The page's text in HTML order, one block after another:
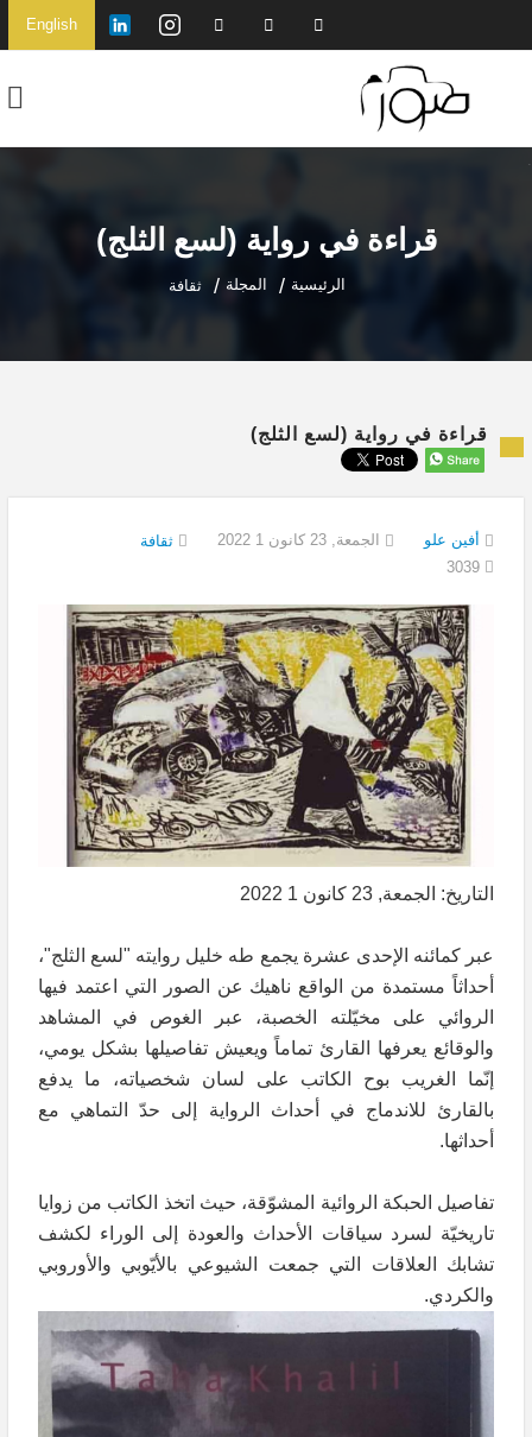
English
قراءة في رواية (لسع الثلج)
الرئيسية المجلة ثقافة
قراءة في رواية (لسع الثلج)
أفين علو الجمعة, 23 كانون 1 2022
ثقافة
التاريخ: الجمعة, 23 كانون 1 2022
عبر كمائنه الإحدى عشرة يجمع طه خليل روايته "لسع الثلج"،
أحداثاً مستمدة من الواقع ناهيك عن الصور التي اعتمد فيها
الروائي على مخيّلته الخصبة، عبر الغوص في المشاهد
والوقائع يعرفها القارئ تماماً ويعيش تفاصيلها بشكل يومي،
إنّما الغريب بوح الكاتب على لسان شخصياته، ما يدفع
بالقارئ للاندماج في أحداث الرواية إلى حدّ التماهي مع
أحداثها.
تفاصيل الحبكة الروائية المشوّقة، حيث اتخذ الكاتب من زوايا
تاريخيّة لسرد سياقات الأحداث والعودة إلى الوراء لكشف
تشابك العلاقات التي جمعت الشيوعي بالأيّوبي والأوروبي
والكردي.